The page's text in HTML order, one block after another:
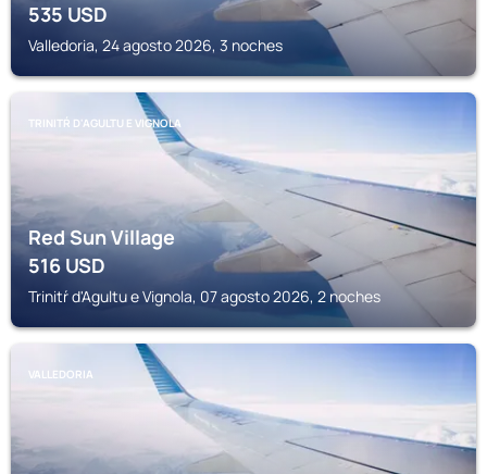
535USD
Valledoria, 24 agosto 2026, 3 noches
TRINITŔ D'AGULTU E VIGNOLA
Red Sun Village
516USD
Trinitŕ d'Agultu e Vignola, 07 agosto 2026, 2 noches
VALLEDORIA